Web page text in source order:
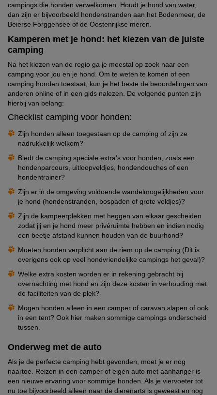
campings die honden verwelkomen. Houdt je hond van water,
dan zijn er bijvoorbeeld hondenstranden aan het Bodenmeer, de
Beierse Forggensee of de Oostenrijkse meren.
Kamperen met je hond: het kiezen van de juiste
camping
Na het kiezen van de regio ga je meestal op zoek naar een
camping voor jou en je hond. Om te weten te komen of een
camping honden toestaat, kun je het beste de beoordelingen van
anderen online of in een gids nalezen. De volgende punten zijn
hierbij van belang:
Checklist camping voor honden:
Zijn honden alleen toegestaan op de camping of zijn ze
nadrukkelijk welkom?
Biedt de camping speciale extra’s voor honden, zoals een
hondenparcours, uitloopveldjes, hondendouches of een
hondentrainer?
Zijn er in de omgeving voldoende wandelmogelijkheden voor
je hond (hondenstranden, bospaden of grote veldjes)?
Zijn de kampeerplekken met heggen van elkaar gescheiden
zodat jij en je hond meer privéruimte hebben en indien nodig
een beetje afstand kunnen houden van de buurhond?
Moeten honden verplicht aan de riem op de camping (Dit is
overigens ook op veel hondvriendelijke campings het geval)?
Welke extra kosten worden er in rekening gebracht bij
overnachting met hond en zijn deze kosten in verhouding met
de faciliteiten van de plek?
Mogen honden alleen in een camper of caravan slapen of ook
in een tent? Ook hier maken sommige campings onderscheid
tussen.
Onderweg met de auto
Als je de perfecte camping hebt gevonden, moet je er nog
naartoe. Reizen in een camper of eigen auto met aanhanger is
een nieuwe ervaring voor sommige honden. Als je viervoeter tot
nu toe bijvoorbeeld alleen naar de dierenarts is geweest en nog